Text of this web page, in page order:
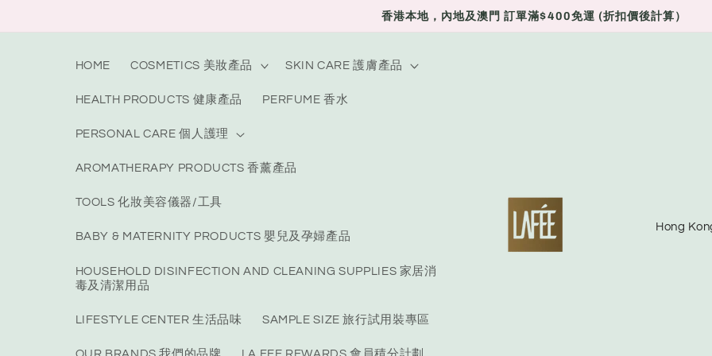
香港本地，內地及澳門 訂單滿$400免運 (折扣價後計算）
HOME COSMETICS 美妝產品 SKIN CARE 護膚產品
HEALTH PRODUCTS 健康產品 PERFUME 香水
PERSONAL CARE 個人護理
AROMATHERAPY PRODUCTS 香薰產品
TOOLS 化妝美容儀器/工具
BABY & MATERNITY PRODUCTS 嬰兒及孕婦產品
HOUSEHOLD DISINFECTION AND CLEANING SUPPLIES 家居消
毒及清潔用品
LIFESTYLE CENTER 生活品味 SAMPLE SIZE 旅行試用裝專區
C